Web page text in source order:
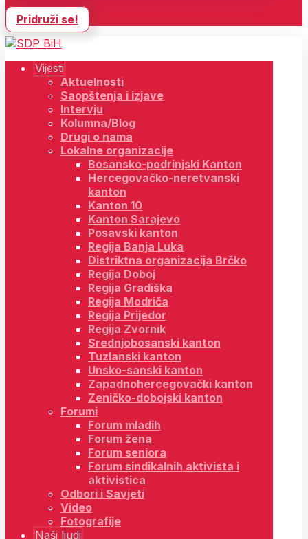
Pridruži se!
Vijesti
Aktuelnosti
Saopštenja i izjave
Intervju
Kolumna/Blog
Drugi o nama
Lokalne organizacije
Bosansko-podrinjski Kanton
Hercegovačko-neretvanski
kanton
Kanton 10
Kanton Sarajevo
Posavski kanton
Regija Banja Luka
Distriktna organizacija Brčko
Regija Doboj
Regija Gradiška
Regija Modriča
Regija Prijedor
Regija Zvornik
Srednjobosanski kanton
Tuzlanski kanton
Unsko-sanski kanton
Zapadnohercegovački kanton
Zeničko-dobojski kanton
Forumi
Forum mladih
Forum žena
Forum seniora
Forum sindikalnih aktivista i
aktivistica
Odbori i Savjeti
Video
Fotografije
Naši ljudi